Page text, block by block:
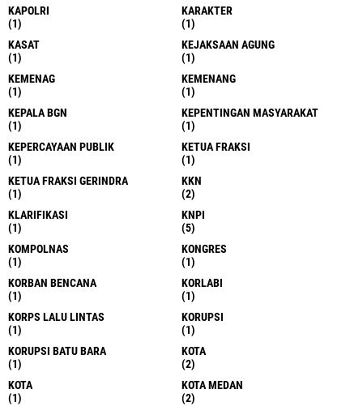
KAPOLRI
(1)
KARAKTER
(1)
KASAT
(1)
KEJAKSAAN AGUNG
(1)
KEMENAG
(1)
KEMENANG
(1)
KEPALA BGN
(1)
KEPENTINGAN MASYARAKAT
(1)
KEPERCAYAAN PUBLIK
(1)
KETUA FRAKSI
(1)
KETUA FRAKSI GERINDRA
(1)
KKN
(2)
KLARIFIKASI
(1)
KNPI
(5)
KOMPOLNAS
(1)
KONGRES
(1)
KORBAN BENCANA
(1)
KORLABI
(1)
KORPS LALU LINTAS
(1)
KORUPSI
(1)
KORUPSI BATU BARA
(1)
KOTA
(2)
KOTA
(1)
KOTA MEDAN
(2)